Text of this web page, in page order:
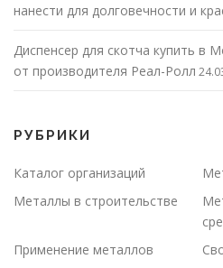
нанести для долговечности и
Диспенсер для скотча купить в
от производителя Реал-Ролл
РУБРИКИ
Каталог организаций
Металлы в строительстве
Применение металлов